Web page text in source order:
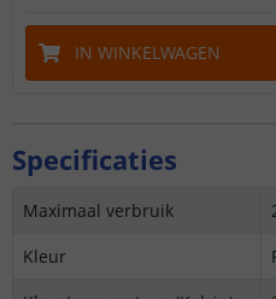
IN WINKELWAGEN
Specificaties
Maximaal verbruik
Kleur